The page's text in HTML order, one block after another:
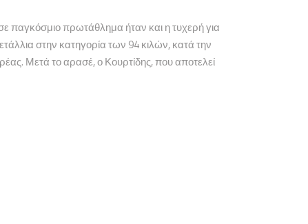
παγκόσμιο πρωτάθλημα ήταν και η τυχερή για
στην κατηγορία των 94 κιλών, κατά την
Μετά το αρασέ, ο Κουρτίδης, που αποτελεί